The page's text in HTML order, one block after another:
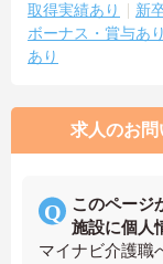
取得実績あり
新
ボーナス・賞与あり
あり
求人のお問
このページ
施設に個人
マイナビ介護職